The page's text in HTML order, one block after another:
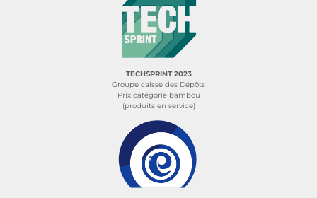
TECHSPRINT 2023
Groupe caisse des Dépôts
Prix catégorie bambou
(produits en service)